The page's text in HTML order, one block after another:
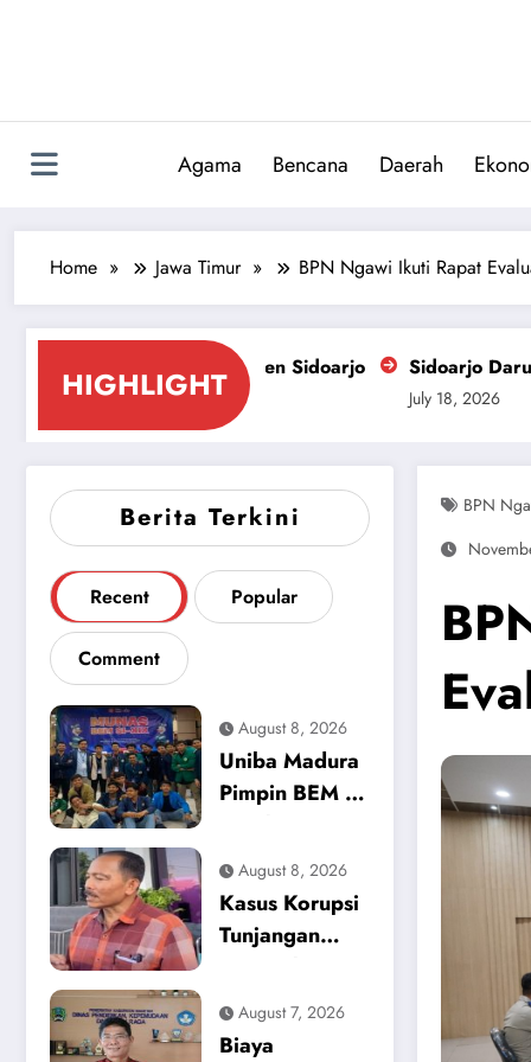
Agama Bencana Daerah
Home Jawa Timur BPN Ngawi Ikuti Rapat
HIGHLIGHT
Sidoarjo Sidoarjo Darurat Miras dan
July 18, 2026
Berita Terkini
Recent Popular
Comment
August 8, 2026
Uniba Madura
Pimpin BEM SI
Jatim,
Independensi
Gerakan Jadi
Garis Batas
August 8, 2026
Kasus Korupsi
Tunjangan
DPRD
Ponorogo
August 7, 2026
Biaya
BPN